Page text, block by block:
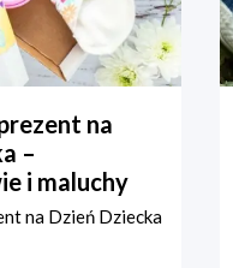
na
–
i maluchy
na Dzień Dziecka